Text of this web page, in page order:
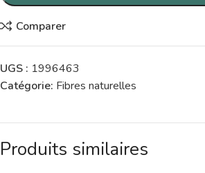
Comparer
UGS : 1996463
Catégorie: Fibres naturelles
Produits similaires